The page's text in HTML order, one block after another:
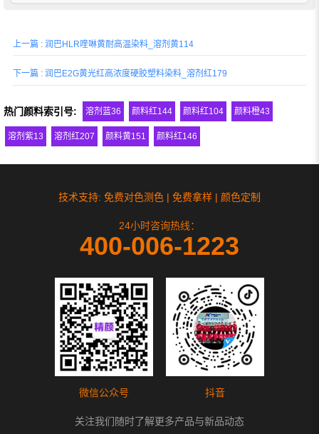
上一篇 : 润巴HLR喹啉黄耐高温染料_溶剂黄114
下一篇 : 润巴E2G黄光红高浓度硬胶塑料染料_溶剂红179
热门颜料索引号: 溶剂蓝36 颜料红144 颜料红104 颜料橙43
溶剂紫13 溶剂红207 颜料黄151 颜料红146
技术支持: 免费对色测色 | 免费拿样 | 颜色定制
24小时咨询热线：
400-006-1223
微信公众号 抖音
关注我们随时了解更多产品与新品动态